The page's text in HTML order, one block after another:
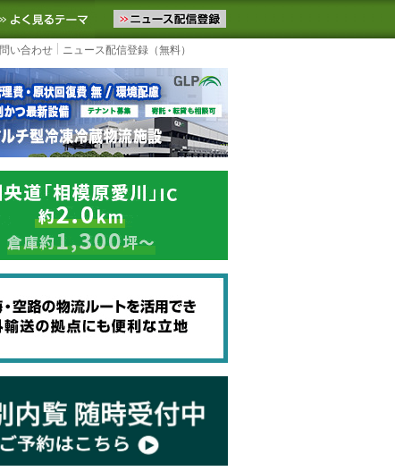
ースをお届けします。物流ニュースメール配信を登録す
お気に入りに追加 よく見るテーマ
い合わせ ニュース配信登録（無料）